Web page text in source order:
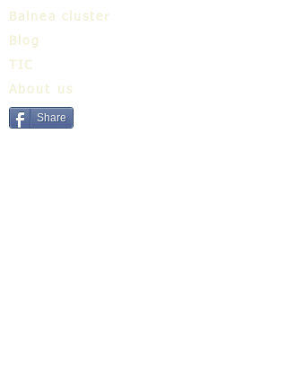
Balnea cluster
Blog
TIC
About us
Share